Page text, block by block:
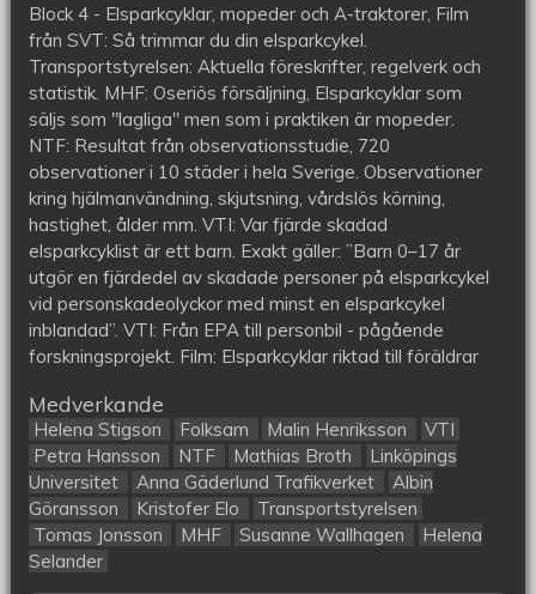
Block 4 - Elsparkcyklar, mopeder och A-traktorer, Film
från SVT: Så trimmar du din elsparkcykel.
Transportstyrelsen: Aktuella föreskrifter, regelverk och
statistik. MHF: Oseriös försäljning, Elsparkcyklar som
säljs som "lagliga" men som i praktiken är mopeder.
NTF: Resultat från observationsstudie, 720
observationer i 10 städer i hela Sverige. Observationer
kring hjälmanvändning, skjutsning, vårdslös körning,
hastighet, ålder mm. VTI: Var fjärde skadad
elsparkcyklist är ett barn. Exakt gäller: ”Barn 0–17 år
utgör en fjärdedel av skadade personer på elsparkcykel
vid personskadeolyckor med minst en elsparkcykel
inblandad”. VTI: Från EPA till personbil - pågående
forskningsprojekt. Film: Elsparkcyklar riktad till föräldrar
Medverkande
Helena Stigson Folksam Malin Henriksson
VTI
Petra Hansson
NTF Mathias Broth
Linköpings
Universitet
Anna Gäderlund Trafikverket
Albin
Göransson
Kristofer Elo
Transportstyrelsen
Tomas Jonsson
MHF Susanne Wallhagen
Helena
Selander